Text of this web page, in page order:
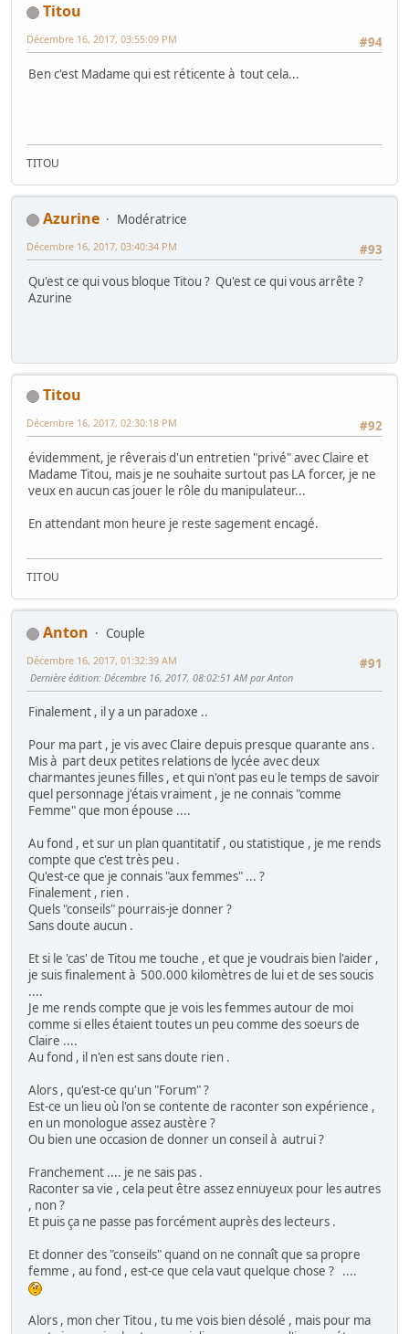
Titou
#94
Décembre 16, 2017, 03:55:09 PM
Ben c'est Madame qui est réticente à tout cela...
TITOU
Azurine
Modératrice
#93
Décembre 16, 2017, 03:40:34 PM
Qu'est ce qui vous bloque Titou ? Qu'est ce qui vous arrête ?
Azurine
Titou
#92
Décembre 16, 2017, 02:30:18 PM
évidemment, je rêverais d'un entretien "privé" avec Claire et
Madame Titou, mais je ne souhaite surtout pas LA forcer, je ne
veux en aucun cas jouer le rôle du manipulateur...
En attendant mon heure je reste sagement encagé.
TITOU
Anton
Couple
#91
Décembre 16, 2017, 01:32:39 AM
Dernière édition: Décembre 16, 2017, 08:02:51 AM par Anton
Finalement , il y a un paradoxe ..
Pour ma part , je vis avec Claire depuis presque quarante ans .
Mis à part deux petites relations de lycée avec deux
charmantes jeunes filles , et qui n'ont pas eu le temps de savoir
quel personnage j'étais vraiment , je ne connais "comme
Femme" que mon épouse ....
Au fond , et sur un plan quantitatif , ou statistique , je me rends
compte que c'est très peu .
Qu'est-ce que je connais "aux femmes" ... ?
Finalement , rien .
Quels "conseils" pourrais-je donner ?
Sans doute aucun .
Et si le 'cas' de Titou me touche , et que je voudrais bien l'aider ,
je suis finalement à 500.000 kilomètres de lui et de ses soucis
....
Je me rends compte que je vois les femmes autour de moi
comme si elles étaient toutes un peu comme des soeurs de
Claire ....
Au fond , il n'en est sans doute rien .
Alors , qu'est-ce qu'un "Forum" ?
Est-ce un lieu où l'on se contente de raconter son expérience ,
en un monologue assez austère ?
Ou bien une occasion de donner un conseil à autrui ?
Franchement .... je ne sais pas .
Raconter sa vie , cela peut être assez ennuyeux pour les autres
, non ?
Et puis ça ne passe pas forcément auprès des lecteurs .
Et donner des "conseils" quand on ne connaît que sa propre
femme , au fond , est-ce que cela vaut quelque chose ? ....
Alors , mon cher Titou , tu me vois bien désolé , mais pour ma